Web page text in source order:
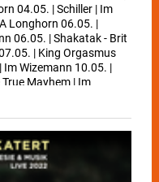
04.05. | Schiller | Im
Longhorn 06.05. |
06.05. | Shakatak - Brit
| King Orgasmus
Wizemann 10.05. |
Mayhem | Im
in Concert 2022 -
| Heinlein &
| Club Zentral 14.05. |